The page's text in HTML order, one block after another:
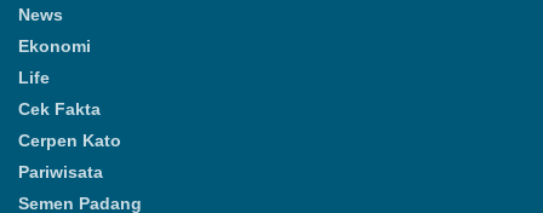
News
Ekonomi
Life
Cek Fakta
Cerpen Kato
Pariwisata
Semen Padang